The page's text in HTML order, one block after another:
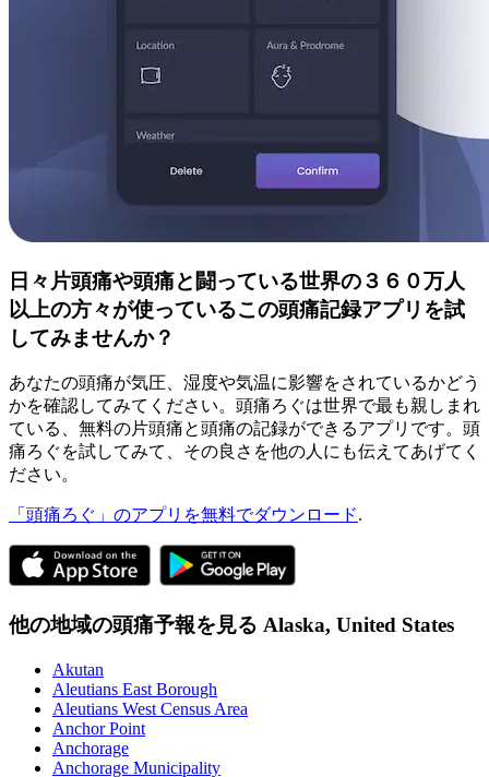
日々片頭痛や頭痛と闘っている世界の３６０万人
以上の方々が使っているこの頭痛記録アプリを試
してみませんか？
あなたの頭痛が気圧、湿度や気温に影響をされているかどう
かを確認してみてください。頭痛ろぐは世界で最も親しまれ
ている、無料の片頭痛と頭痛の記録ができるアプリです。頭
痛ろぐを試してみて、その良さを他の人にも伝えてあげてく
ださい。
「頭痛ろぐ」のアプリを無料でダウンロード.
他の地域の頭痛予報を見る Alaska, United States
Akutan
Aleutians East Borough
Aleutians West Census Area
Anchor Point
Anchorage
Anchorage Municipality